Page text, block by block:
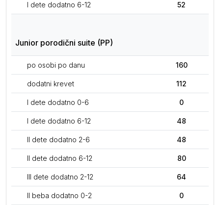
I dete dodatno 6-12 52
Junior porodični suite (PP)
po osobi po danu 160
dodatni krevet 112
I dete dodatno 0-6 0
I dete dodatno 6-12 48
II dete dodatno 2-6 48
II dete dodatno 6-12 80
III dete dodatno 2-12 64
II beba dodatno 0-2 0